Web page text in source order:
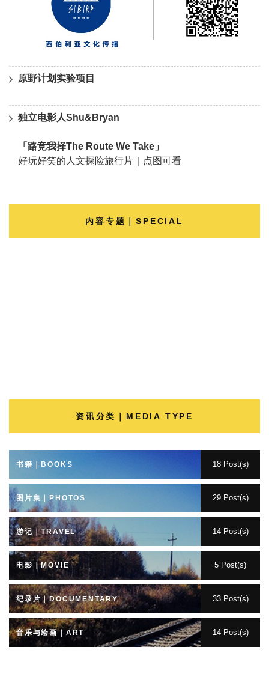
原野计划实验项目
独立电影人Shu&Bryan
「路竞我择The Route We Take」
好玩好笑的人文探险旅行片｜点图可看
内容专题｜SPECIAL
资讯分类｜MEDIA TYPE
书籍｜BOOKS 18 Post(s)
图片集｜PHOTOS 29 Post(s)
游记｜TRAVEL 14 Post(s)
电影｜MOVIE 5 Post(s)
纪录片｜DOCUMENTARY 33 Post(s)
音乐与绘画｜ART 14 Post(s)